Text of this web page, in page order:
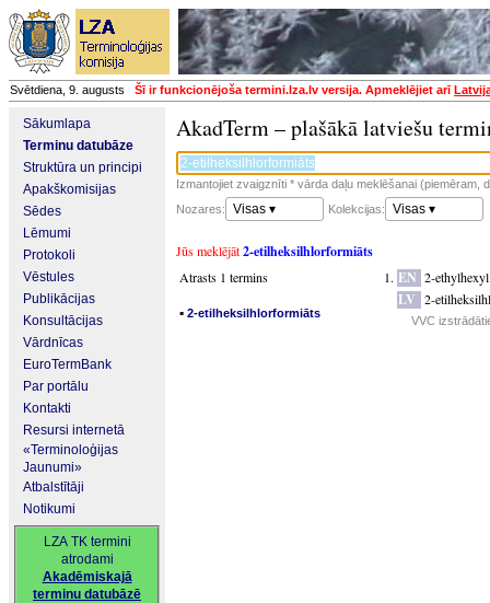
Svētdiena, 9. augusts Šī ir funkcionējoša termini.lza.lv versija. Apmeklējiet arī
Sākumlapa
Terminu datubāze
Struktūra un principi
Apakškomisijas
Sēdes
Lēmumi
Protokoli
Vēstules
Publikācijas
Konsultācijas
Vārdnīcas
EuroTermBank
Par portālu
Kontakti
Resursi internetā
«Terminoloģijas
Jaunumi»
Atbalstītāji
Notikumi
LZA TK termini
atrodami
Akadēmiskajā
terminu datubāzē
AkadTerm – plašākā latviešu
Izmantojiet zvaigznīti * vārda daļu meklēšanai (piemēram,
Nozares:
Visas ▾ Kolekcijas: Visas ▾
Jūs meklējāt2-etilheksilhlorformiāts
Atrasts 1 termins
▪ 2-etilheksilhlorformiāts
EN 2-
LV 2-
VVC